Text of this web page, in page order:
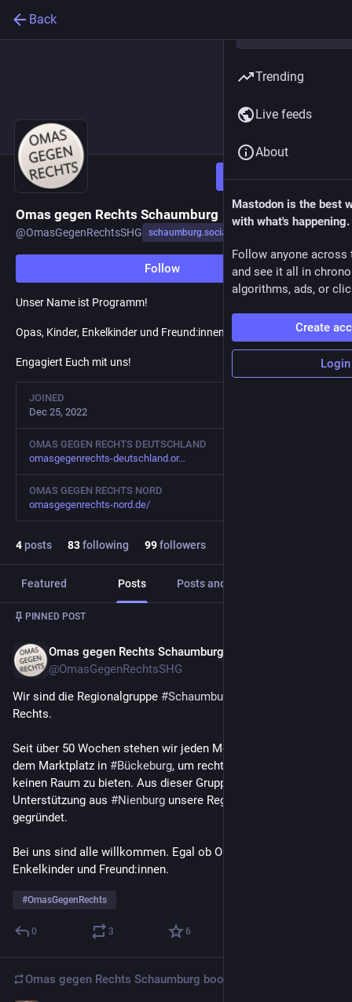
Back
Follow
Omas gegen Rechts Schaumburg
@OmasGegenRechtsSHG schaumburg.social
Follow
Unser Name ist Programm!
Opas, Kinder, Enkelkinder und Freund:innen sind willkommen!
Engagiert Euch mit uns!
JOINED
Dec 25, 2022
OMAS GEGEN RECHTS DEUTSCHLAND
omasgegenrechts-deutschland.or
OMAS GEGEN RECHTS NORD
omasgegenrechts-nord.de/
4posts 83following 99followers
Featured Posts Posts and replies
PINNED POST
Omas gegen Rechts Schaumburg
@OmasGegenRechtsSHG
Wir sind die Regionalgruppe #Schaumburg
Rechts.
Seit über 50 Wochen stehen wir jeden Montag um 18:00 auf
dem Marktplatz in #Bückeburg, um rechten Querdenkern
keinen Raum zu bieten. Aus dieser Gruppe haben wir mit
Unterstützung aus #Nienburg unsere Regionalgruppe
gegründet.
Bei uns sind alle willkommen. Egal ob Omas, Opas, Kinder,
Enkelkinder und Freund:innen.
#OmasGegenRechts
0 3 6
Omas gegen Rechts Schaumburg boosted
Trending
Live feeds
About
Mastodon is the best
with what's happening.
Follow anyone across
and see it all in
algorithms, ads, or
Create
Login